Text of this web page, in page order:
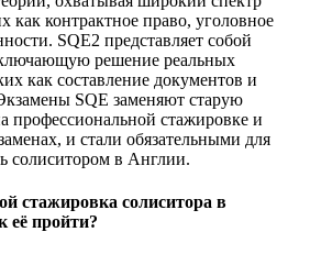
как контрактное право, уголовное
SQE2 представляет собой
решение реальных
как составление документов и
SQE заменяют старую
профессиональной стажировке и
и стали обязательными для
солиситором в Англии.
стажировка солиситора в
её пройти?